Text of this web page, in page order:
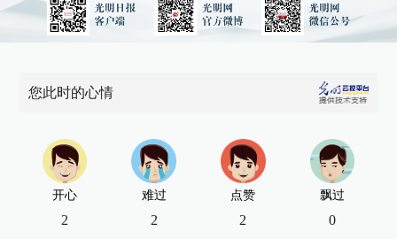
您此时的心情
开心
2
难过
2
点赞
2
飘过
0